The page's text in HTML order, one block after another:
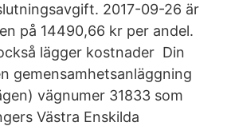
2017-09-26 är
på 14490,66 kr per andel.
lägger kostnader Din
gemensamhetsanläggning
vägnumer 31833 som
Västra Enskilda